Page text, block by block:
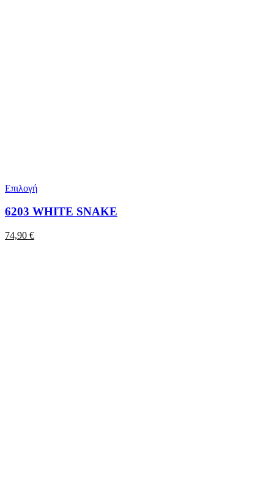
Επιλογή
6203 WHITE SNAKE
74,90 €